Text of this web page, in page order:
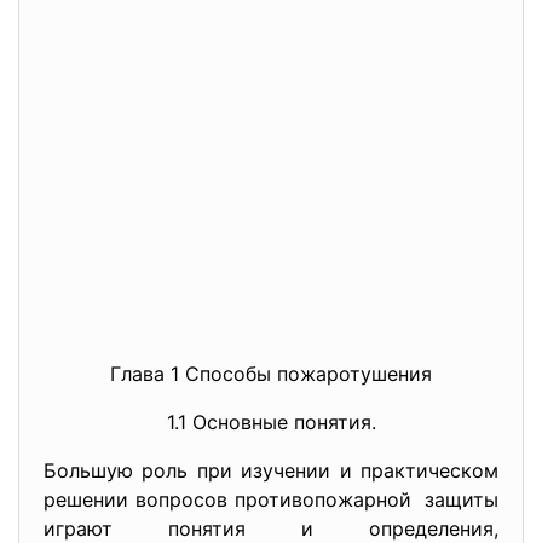
Глава 1 Способы пожаротушения
1.1 Основные понятия.
Большую роль при изучении и практическом
решении вопросов противопожарной защиты
играют понятия и определения,